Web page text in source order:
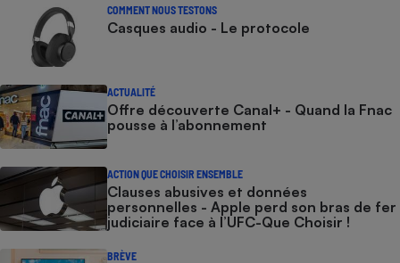
COMMENT NOUS TESTONS
Casques audio - Le protocole
ACTUALITÉ
Offre découverte Canal+ - Quand la Fnac
pousse à l’abonnement
ACTION QUE CHOISIR ENSEMBLE
Clauses abusives et données
personnelles - Apple perd son bras de fer
judiciaire face à l’UFC-Que Choisir !
BRÈVE